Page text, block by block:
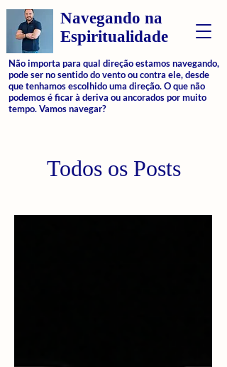
Navegando na
Espiritualidade
Não importa para qual direção estamos navegando,
pode ser no sentido do vento ou contra ele, desde
que tenhamos escolhido uma direção. O que não
podemos é ficar à deriva ou ancorados por muito
tempo. Vamos navegar?
Todos os Posts